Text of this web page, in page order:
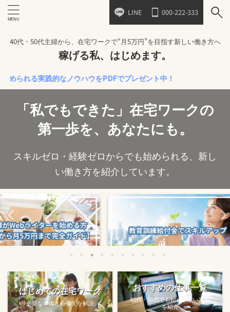
LINE 000-222-333
40代・50代主婦から、在宅ワークで“月5万円”を目指す新しい働き方へ
稼げる私、はじめます。
る実践的なノウハウをPDFでプレゼント中！
「私でもできた」在宅ワークの
第一歩を、あなたにも。
スキルゼロ・経験ゼロからでも始められる、新し
い働き方を紹介しています。
る方法
教育訓練給付金で賢くスキルアップする
方法【主婦でも使え...
【完全ガ
はじめての在宅ワーク
必要な準備と心構えを解説
おすすめの仕事一覧
40代・50代でも始めやすい案件
を紹介